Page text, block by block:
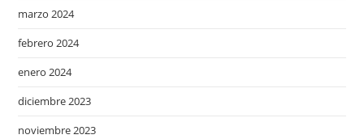
marzo 2024
febrero 2024
enero 2024
diciembre 2023
noviembre 2023